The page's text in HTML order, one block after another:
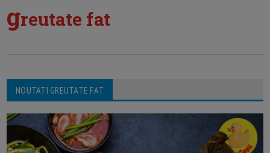
greutate fat
NOUTATI GREUTATE FAT